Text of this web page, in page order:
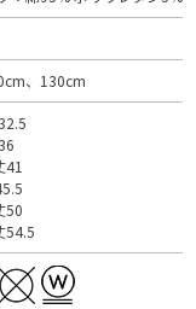
、130cm
50
54.5